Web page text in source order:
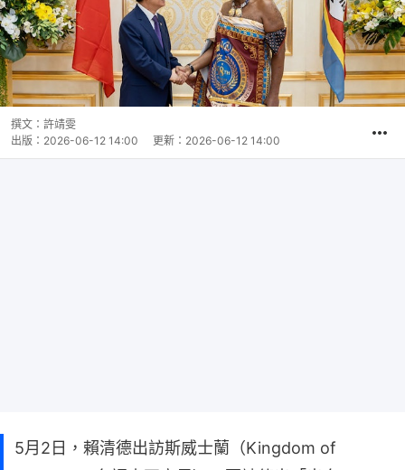
撰文： 許靖雯
出版： 2026-06-12 14:00 更新： 2026-06-12 14:00
5月2日，賴清德出訪斯威士蘭（Kingdom of